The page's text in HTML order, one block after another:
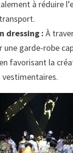
à réduire
dressing : À
une garde-robe
favorisant la